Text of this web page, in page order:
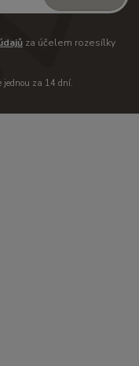
za účelem rozesílky
jednou za 14 dní.